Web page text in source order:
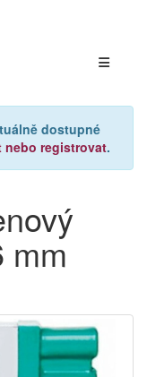
dostupné
nebo registrovat.
mm